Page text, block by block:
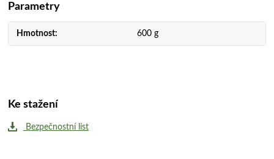
Parametry
Hmotnost 600 g
Ke stažení
Bezpečnostní list